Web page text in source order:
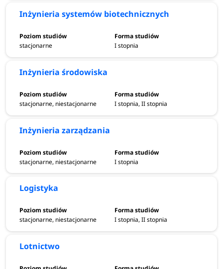
Inżynieria systemów biotechnicznych
stacjonarne I stopnia
Inżynieria środowiska
stacjonarne, niestacjonarne I stopnia, II stopnia
Inżynieria zarządzania
stacjonarne, niestacjonarne I stopnia
Logistyka
stacjonarne, niestacjonarne I stopnia, II stopnia
Lotnictwo